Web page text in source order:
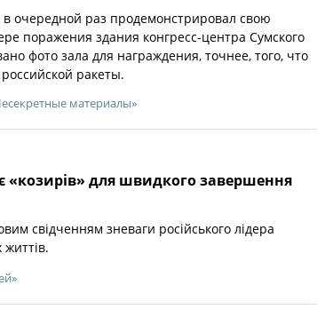
очередной раз продемонстрировал свою
поражения здания конгресс-центра Сумского
фото зала для награждения, точнее, того, что
ракеты.
материалы»
«козирів» для швидкого завершення
свідченням зневаги російського лідера